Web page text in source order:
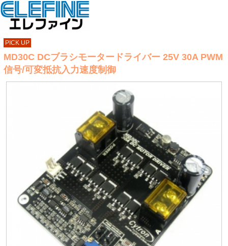
PICK UP
MD30C DCブラシモータードライバー 25V 30A PWM
信号/可変抵抗入力速度制御